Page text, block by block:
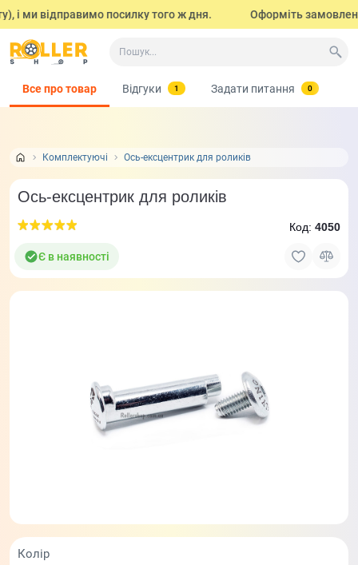
і ми відправимо посилку того ж дня. Оформіть
Комплектуючі Ось-ексцентрик для роликів
Все про товар Відгуки 1 Задати питання 0
Ось-ексцентрик для роликів
Є в наявності
Код: 4050
Колір